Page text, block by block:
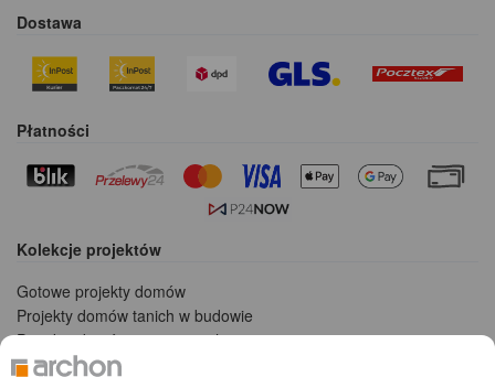
Dostawa
Płatności
Kolekcje projektów
Gotowe projekty domów
Projekty domów tanich w budowie
Projekty domów szeregowych
Projekty małych domów (do 150 m2)